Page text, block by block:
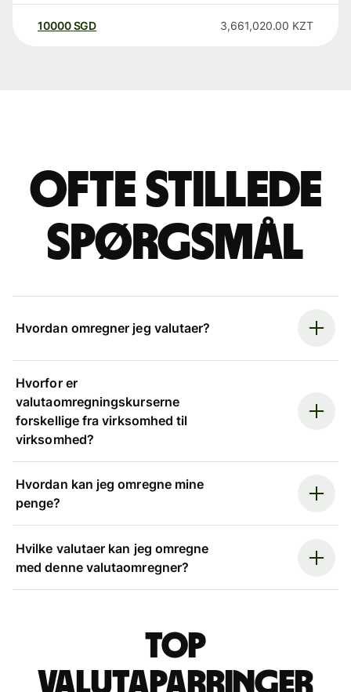
10000 SGD 3,661,020.00 KZT
Ofte stillede
spørgsmål
Hvordan omregner jeg valutaer?
Hvorfor er
valutaomregningskurserne
forskellige fra virksomhed til
virksomhed?
Hvordan kan jeg omregne mine
penge?
Hvilke valutaer kan jeg omregne
med denne valutaomregner?
Top
valutaparringer